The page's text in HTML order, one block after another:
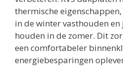
thermische
in de winter vasthouden en
houden in de zomer. Dit
een comfortabeler
energiebesparingen